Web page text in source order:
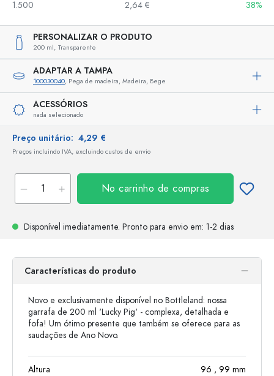
1.500
2,64 € 38%
PERSONALIZAR O PRODUTO
200 ml, Transparente
ADAPTAR A TAMPA
100030040, Pega de madeira, Madeira, Bege
ACESSÓRIOS
nada selecionado
Preço unitário: 4,29 €
Preços incluindo IVA, excluindo custos de envio
No carrinho de compras
Disponível imediatamente. Pronto para envio em: 1-2 dias
Características do produto
Novo e exclusivamente disponível no Bottleland: nossa
garrafa de 200 ml 'Lucky Pig' - complexa, detalhada e
fofa! Um ótimo presente que também se oferece para as
saudações de Ano Novo.
Altura 96 , 99 mm